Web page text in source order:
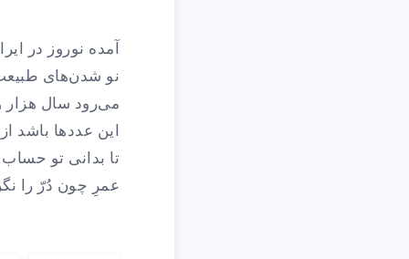
آمده نوروز در
نو شدن‌های
می‌رود سال هزار
این عددها باشد
تا بدانی تو
عمرِ چون دُرّ را